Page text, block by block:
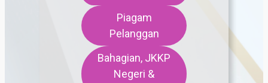
Piagam
Pelanggan
Bahagian, JKKP
Negeri &